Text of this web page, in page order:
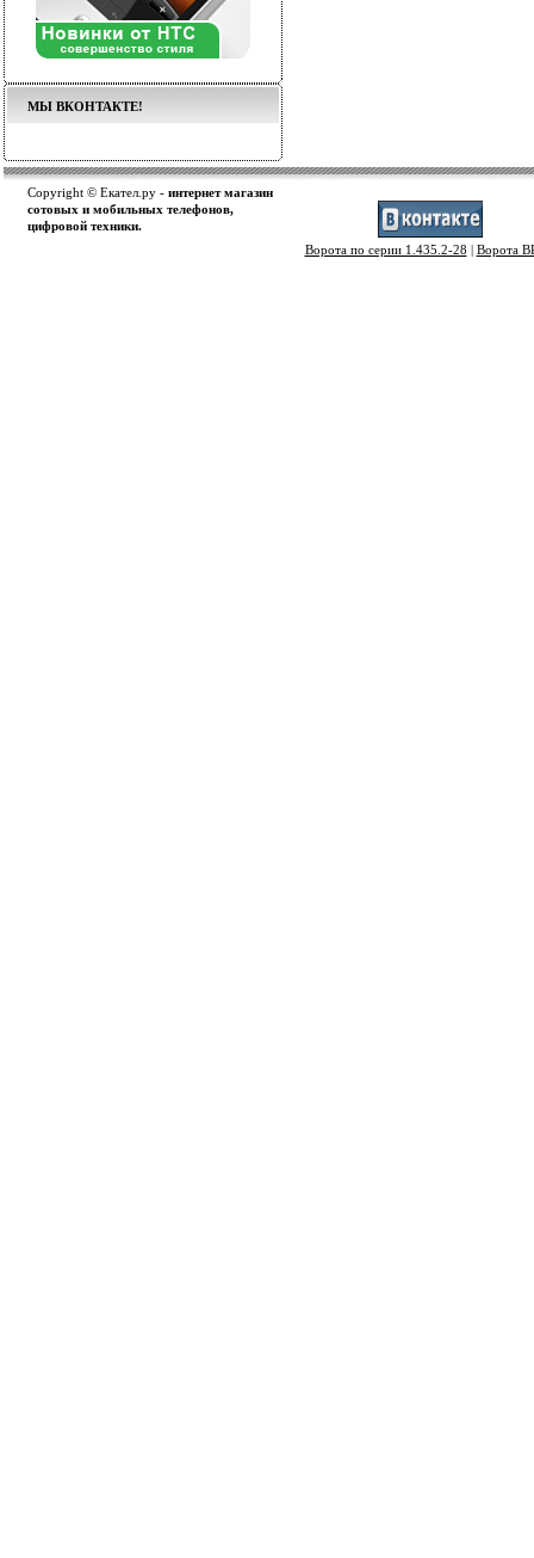
МЫ ВКОНТАКТЕ!
Copyright © Екател.ру - интернет магазин
сотовых и мобильных телефонов,
цифровой техники.
Ворота по серии 1.435.2-28 | Ворота